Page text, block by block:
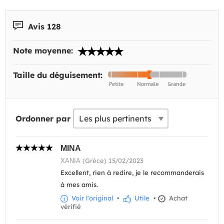
Avis 128
Note moyenne:
Taille du déguisement:
Ordonner par
ΜΙΝΑ
ΧΑΝΙΑ (Grèce) 15/02/2023
Excellent, rien à redire, je le recommanderais
à mes amis.
Voir l'original • Utile •
Achat
vérifié